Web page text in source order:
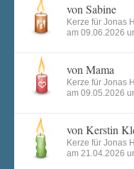
von Sabine
Kerze für Jonas
am 09.06.2026
von Mama
Kerze für Jonas
am 09.05.2026
von Kerstin
Kerze für Jonas
am 21.04.2026